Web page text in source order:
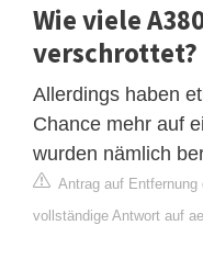
Wie viele
verschrottet?
Allerdings haben
Chance mehr auf
wurden nämlich
Antrag auf Entfernung
vollständige Antwort auf